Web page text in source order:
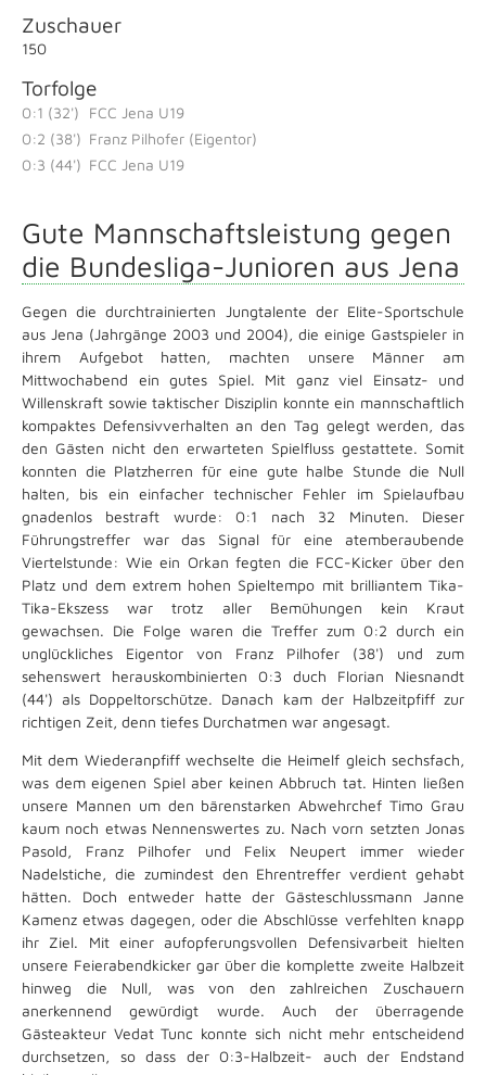
Zuschauer
150
Torfolge
0:1 (32')
FCC Jena U19
0:2 (38') Franz Pilhofer (Eigentor)
0:3 (44') FCC Jena U19
Gute Mannschaftsleistung gegen
die Bundesliga-Junioren aus Jena
Gegen die durchtrainierten Jungtalente der Elite-Sportschule
aus Jena (Jahrgänge 2003 und 2004), die einige Gastspieler in
ihrem Aufgebot hatten, machten unsere Männer am
Mittwochabend ein gutes Spiel. Mit ganz viel Einsatz- und
Willenskraft sowie taktischer Disziplin konnte ein mannschaftlich
kompaktes Defensivverhalten an den Tag gelegt werden, das
den Gästen nicht den erwarteten Spielfluss gestattete. Somit
konnten die Platzherren für eine gute halbe Stunde die Null
halten, bis ein einfacher technischer Fehler im Spielaufbau
gnadenlos bestraft wurde: 0:1 nach 32 Minuten. Dieser
Führungstreffer war das Signal für eine atemberaubende
Viertelstunde: Wie ein Orkan fegten die FCC-Kicker über den
Platz und dem extrem hohen Spieltempo mit brilliantem Tika-
Tika-Ekszess war trotz aller Bemühungen kein Kraut
gewachsen. Die Folge waren die Treffer zum 0:2 durch ein
unglückliches Eigentor von Franz Pilhofer (38') und zum
sehenswert herauskombinierten 0:3 duch Florian Niesnandt
(44') als Doppeltorschütze. Danach kam der Halbzeitpfiff zur
richtigen Zeit, denn tiefes Durchatmen war angesagt.
Mit dem Wiederanpfiff wechselte die Heimelf gleich sechsfach,
was dem eigenen Spiel aber keinen Abbruch tat. Hinten ließen
unsere Mannen um den bärenstarken Abwehrchef Timo Grau
kaum noch etwas Nennenswertes zu. Nach vorn setzten Jonas
Pasold, Franz Pilhofer und Felix Neupert immer wieder
Nadelstiche, die zumindest den Ehrentreffer verdient gehabt
hätten. Doch entweder hatte der Gästeschlussmann Janne
Kamenz etwas dagegen, oder die Abschlüsse verfehlten knapp
ihr Ziel. Mit einer aufopferungsvollen Defensivarbeit hielten
unsere Feierabendkicker gar über die komplette zweite Halbzeit
hinweg die Null, was von den zahlreichen Zuschauern
anerkennend gewürdigt wurde. Auch der überragende
Gästeakteur Vedat Tunc konnte sich nicht mehr entscheidend
durchsetzen, so dass der 0:3-Halbzeit- auch der Endstand